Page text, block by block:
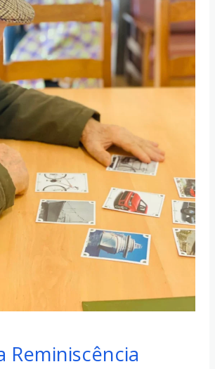
Reminiscência